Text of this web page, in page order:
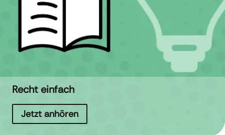
Recht einfach
Jetzt anhören